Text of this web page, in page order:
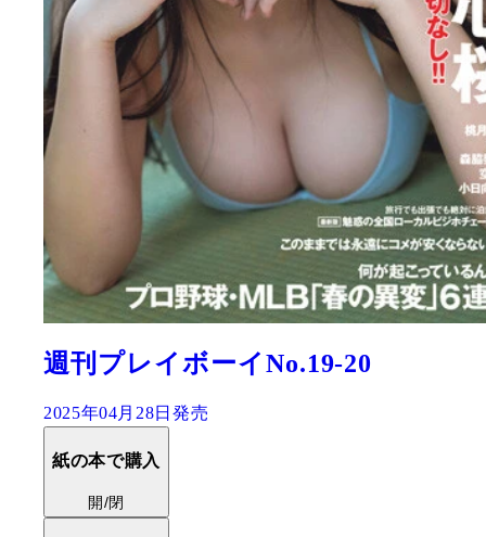
週刊プレイボーイNo.19-20
2025年04月28日発売
紙の本で購入
開/閉